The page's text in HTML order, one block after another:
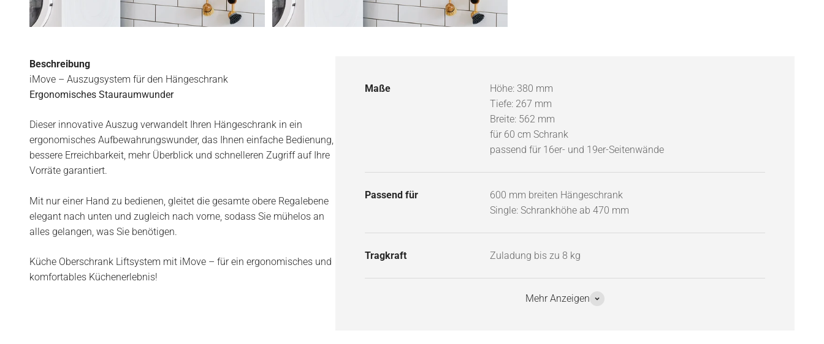
Beschreibung
iMove – Auszugsystem für den Hängeschrank
Ergonomisches Stauraumwunder
Dieser innovative Auszug verwandelt Ihren Hängeschrank in ein
ergonomisches Aufbewahrungswunder, das Ihnen einfache Bedienung,
bessere Erreichbarkeit, mehr Überblick und schnelleren Zugriff auf Ihre
Vorräte garantiert.
Mit nur einer Hand zu bedienen, gleitet die gesamte obere Regalebene
elegant nach unten und zugleich nach vorne, sodass Sie mühelos an
alles gelangen, was Sie benötigen.
Küche Oberschrank Liftsystem mit iMove – für ein ergonomisches und
komfortables Küchenerlebnis!
Maße
Höhe: 380 mm
Tiefe: 267 mm
Breite: 562 mm
für 60 cm Schrank
passend für 16er- und 19er-Seitenwände
Passend für
600 mm breiten Hängeschrank
Single: Schrankhöhe ab 470 mm
Tragkraft Zuladung bis zu 8 kg
Mehr Anzeigen